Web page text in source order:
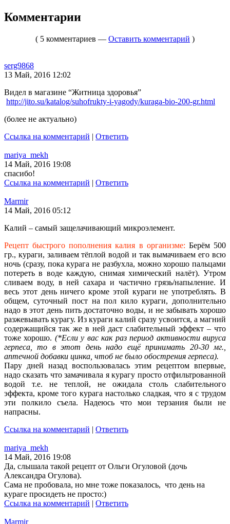
Комментарии
( 5 комментариев — Оставить комментарий )
serg9868
13 Май, 2016 12:02
Видел в магазине “Житница здоровья”
http://jito.su/katalog/suhofrukty-i-yagody/kuraga-bio-200-gr.html
(более не актуально)
Ссылка на комментарий | Ответить
mariya_mekh
14 Май, 2016 19:08
спасибо!
Ссылка на комментарий | Ответить
Marmir
14 Май, 2016 05:12
Калий – самый защелачивающий микроэлемент.
Рецепт быстрого пополнения калия в организме: Берём 500
гр., кураги, заливаем тёплой водой и так вымачиваем его всю
ночь (сразу, пока курага не разбухла, можно хорошо пальцами
потереть в воде каждую, снимая химический налёт). Утром
сливаем воду, в ней сахара и частично грязь/напыление. И
весь этот день ничего кроме этой кураги не употреблять. В
общем, суточный пост на пол кило кураги, дополнительно
надо в этот день пить достаточно воды, и не забывать хорошо
разжевывать курагу. Из кураги калий сразу усвоится, а магний
содержащийся так же в ней даст слабительный эффект – что
тоже хорошо. (*Если у вас как раз период активности вируса
герпеса, то в этот день надо ещё принимать 20-30 мг.,
аптечной добавки цинка, чтоб не было обострения герпеса).
Пару дней назад воспользовалась этим рецептом впервые,
надо сказать что замачивала я курагу просто отфильтрованной
водой т.е. не теплой, не ожидала столь слабительного
эффекта, кроме того курага настолько сладкая, что я с трудом
эти полкило съела. Надеюсь что мои терзания были не
напрасны.
Ссылка на комментарий | Ответить
mariya_mekh
14 Май, 2016 19:08
Да, слышала такой рецепт от Ольги Огуловой (дочь
Александра Огулова).
Сама не пробовала, но мне тоже показалось, что день на
кураге просидеть не просто:)
Ссылка на комментарий | Ответить
Marmir